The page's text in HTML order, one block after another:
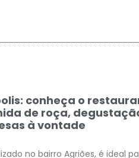
conheça o
de roça,
à vontade
no bairro Agriões, é ideal